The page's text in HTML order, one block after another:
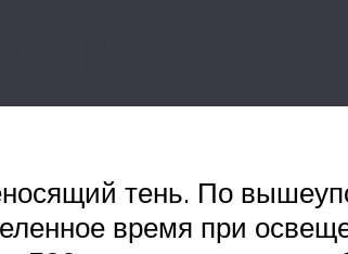
тень. По
время при